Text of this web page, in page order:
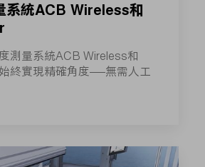
系統ACB Wireless和
測量系統ACB Wireless和
終實現精確角度——無需人工